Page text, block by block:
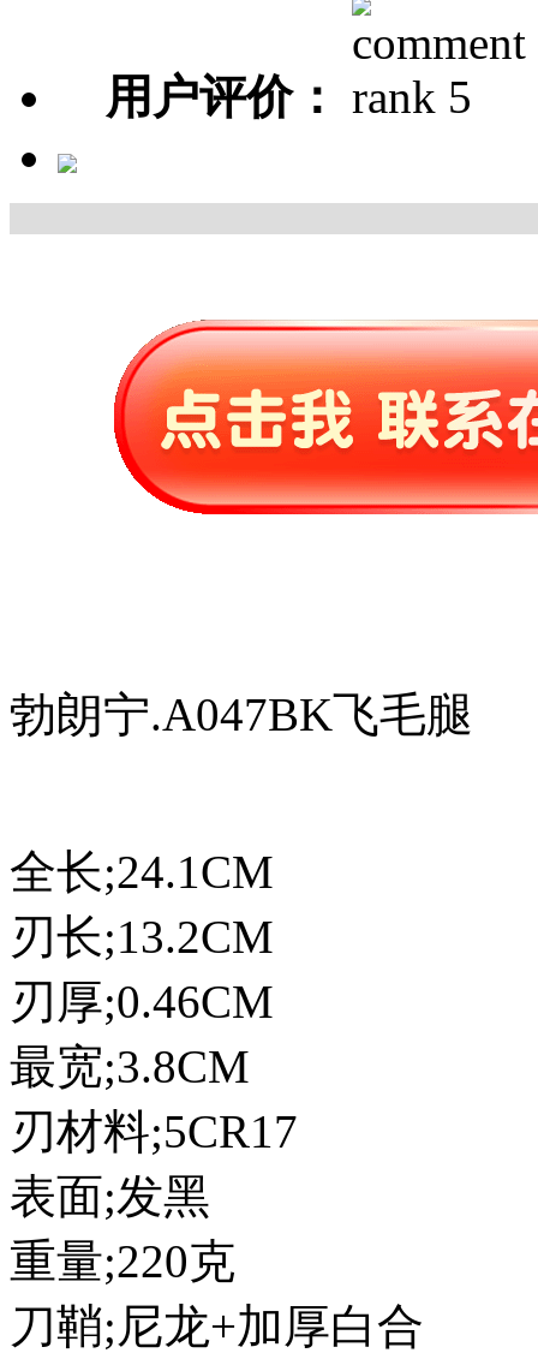
用户评价：
勃朗宁.A047BK飞毛腿
全长;24.1CM
刃长;13.2CM
刃厚;0.46CM
最宽;3.8CM
刃材料;5CR17
表面;发黑
重量;220克
刀鞘;尼龙+加厚白合